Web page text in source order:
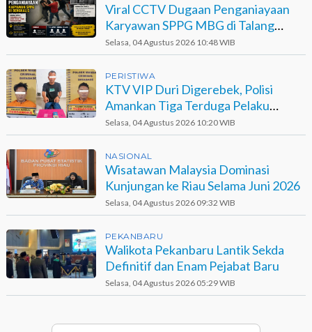
Viral CCTV Dugaan Penganiayaan
Karyawan SPPG MBG di Talang
Muandau
Selasa, 04 Agustus 2026 10:48 WIB
PERISTIWA
KTV VIP Duri Digerebek, Polisi
Amankan Tiga Terduga Pelaku
Narkotika
Selasa, 04 Agustus 2026 10:20 WIB
NASIONAL
Wisatawan Malaysia Dominasi
Kunjungan ke Riau Selama Juni 2026
Selasa, 04 Agustus 2026 09:32 WIB
PEKANBARU
Walikota Pekanbaru Lantik Sekda
Definitif dan Enam Pejabat Baru
Selasa, 04 Agustus 2026 05:29 WIB